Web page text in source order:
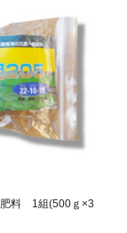
料 1組(500ｇ×3